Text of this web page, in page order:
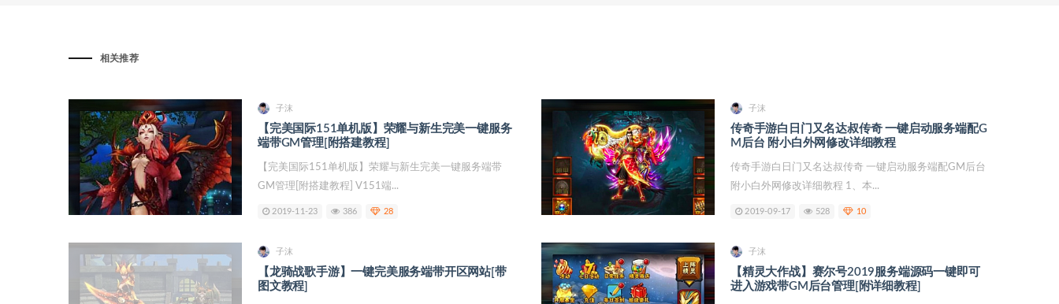
相关推荐
子沫
【完美国际151单机版】荣耀与新生完美一键服务
端带GM管理[附搭建教程]
【完美国际151单机版】荣耀与新生完美一键服务端带
GM管理[附搭建教程] V151端...
2019-11-23 386 28
子沫
传奇手游白日门又名达叔传奇 一键启动服务端配G
M后台 附小白外网修改详细教程
传奇手游白日门又名达叔传奇 一键启动服务端配GM后台
附小白外网修改详细教程 1、本...
2019-09-17 528 10
子沫
【龙骑战歌手游】一键完美服务端带开区网站[带
图文教程]
子沫
【精灵大作战】赛尔号2019服务端源码一键即可
进入游戏带GM后台管理[附详细教程]